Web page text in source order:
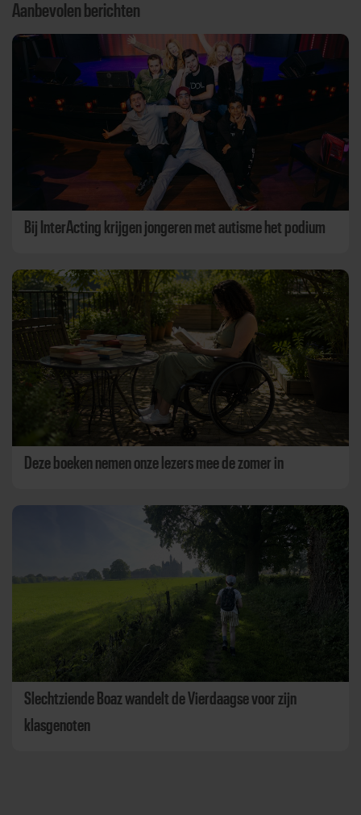
Aanbevolen berichten
Bij InterActing krijgen jongeren met autisme het podium
Deze boeken nemen onze lezers mee de zomer in
Slechtziende Boaz wandelt de Vierdaagse voor zijn
klasgenoten